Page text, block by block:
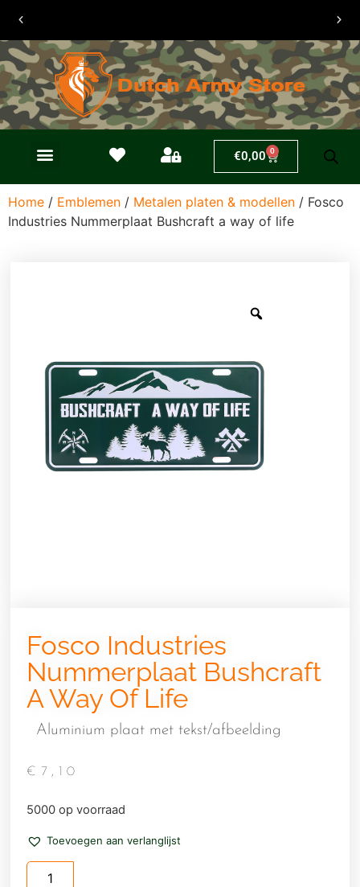
30 dagen
retouren
€0,00 0
Home / Emblemen / Metalen platen & modellen / Fosco
Industries Nummerplaat Bushcraft a way of life
Fosco Industries
Nummerplaat Bushcraft
A Way Of Life
Aluminium plaat met tekst/afbeelding
€ 7,10
5000 op voorraad
Toevoegen aan verlanglijst